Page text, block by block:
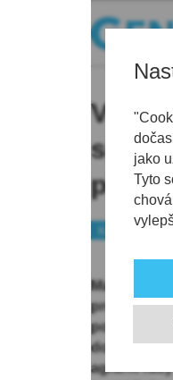
jako
Tyto
Kraj Výzva
Malí a
prestižní
do 25.
agrární